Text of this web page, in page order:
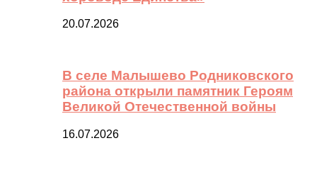
20.07.2026
В селе Малышево Родниковского
района открыли памятник Героям
Великой Отечественной войны
16.07.2026